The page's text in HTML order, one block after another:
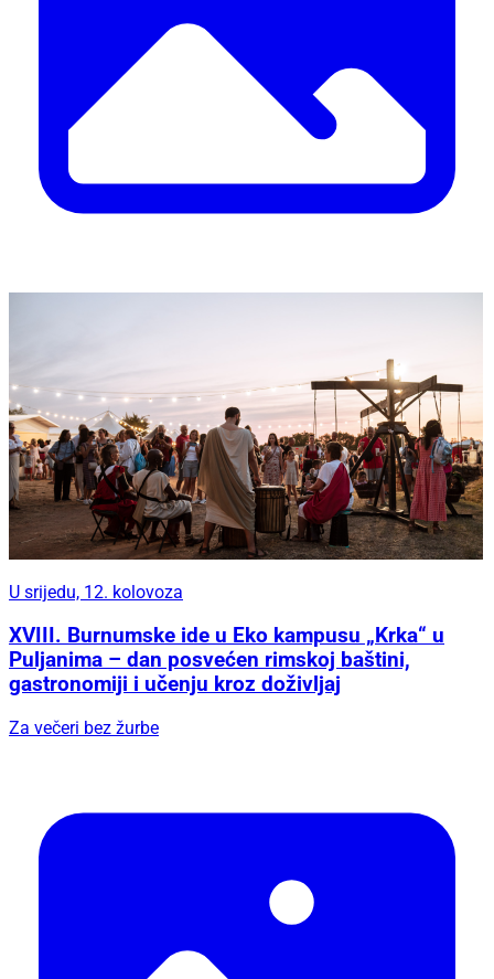
U srijedu, 12. kolovoza
XVIII. Burnumske ide u Eko kampusu „Krka“ u
Puljanima – dan posvećen rimskoj baštini,
gastronomiji i učenju kroz doživljaj
Za večeri bez žurbe